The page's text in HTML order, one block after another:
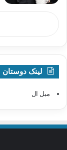
لینک دوستان
مبل ال